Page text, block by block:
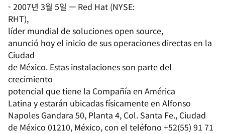
- 2007년 3월 5일 — Red Hat (NYSE:
RHT),
líder mundial de soluciones open source,
anunció hoy el inicio de sus operaciones directas en la
Ciudad
de México. Estas instalaciones son parte del
crecimiento
potencial que tiene la Compañía en América
Latina y estarán ubicadas físicamente en Alfonso
Napoles Gandara 50, Planta 4, Col. Santa Fe., Ciudad
de México 01210, México, con el teléfono +52(55) 91 71